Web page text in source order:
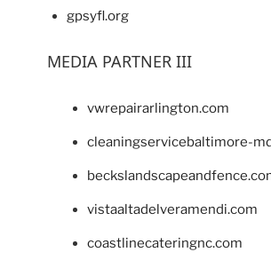
gpsyfl.org
MEDIA PARTNER III
vwrepairarlington.com
cleaningservicebaltimore-
vistaaltadelveramendi.com
coastlinecateringnc.com